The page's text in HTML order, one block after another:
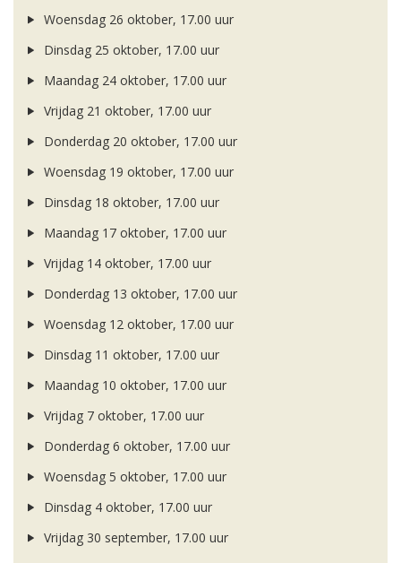
Woensdag 26 oktober, 17.00 uur
Dinsdag 25 oktober, 17.00 uur
Maandag 24 oktober, 17.00 uur
Vrijdag 21 oktober, 17.00 uur
Donderdag 20 oktober, 17.00 uur
Woensdag 19 oktober, 17.00 uur
Dinsdag 18 oktober, 17.00 uur
Maandag 17 oktober, 17.00 uur
Vrijdag 14 oktober, 17.00 uur
Donderdag 13 oktober, 17.00 uur
Woensdag 12 oktober, 17.00 uur
Dinsdag 11 oktober, 17.00 uur
Maandag 10 oktober, 17.00 uur
Vrijdag 7 oktober, 17.00 uur
Donderdag 6 oktober, 17.00 uur
Woensdag 5 oktober, 17.00 uur
Dinsdag 4 oktober, 17.00 uur
Vrijdag 30 september, 17.00 uur